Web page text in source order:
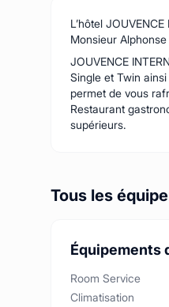
L’hôtel
Monsieur
JOUVENCE
Single et Twin
permet de vous
Restaurant
supérieurs.
Tous les
Équipements
Room Service
Climatisation